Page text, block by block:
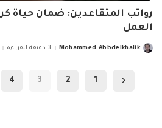
رواتب المتقاعدين: ضمان حياة
العمل
Posted
Mohammed Abbdelkhalik 3 دقيقة للقراءة
1
2
3
4